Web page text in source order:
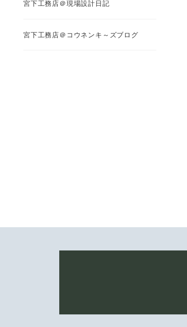
宮下工務店＠現場設計日記
宮下工務店＠コウネンキ～ズブログ